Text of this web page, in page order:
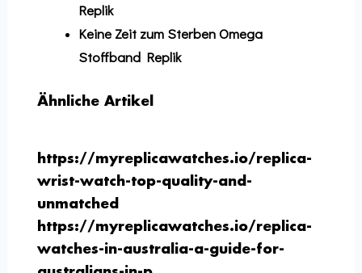
Replik
Keine Zeit zum Sterben Omega
Stoffband Replik
Ähnliche Artikel
https://myreplicawatches.io/replica-
wrist-watch-top-quality-and-
unmatched
https://myreplicawatches.io/replica-
watches-in-australia-a-guide-for-